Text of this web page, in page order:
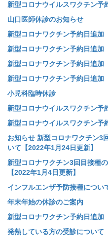
新型コロナウイルスワクチン予
山口医師休診のお知らせ
新型コロナワクチン予約日追加
新型コロナワクチン予約日追加
新型コロナワクチン予約日追加
新型コロナワクチン予約日追加
小児科臨時休診
新型コロナウイルスワクチン予
新型コロナウイルスワクチン予
お知らせ 新型コロナワクチン3
いて【2022年1月24日更新】
新型コロナワクチン3回目接種
【2022年1月4日更新】
インフルエンザ予防接種につい
年末年始の休診のご案内
新型コロナワクチン予約日追加
発熱している方の受診について